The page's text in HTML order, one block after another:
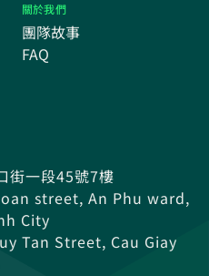
關於我們
團隊故事
FAQ
街一段45號7樓
street, An Phu ward,
City
Tan Street, Cau Giay